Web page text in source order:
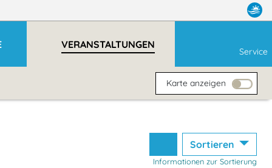
VERANSTALTUNGEN
Service
Karte anzeigen
Sortieren
Informationen zur Sortierung